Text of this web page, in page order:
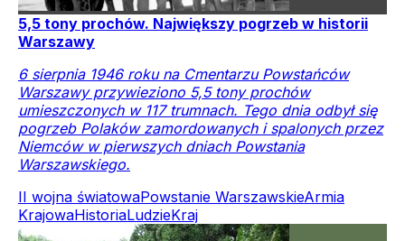
5,5 tony prochów. Największy pogrzeb w historii
Warszawy
6 sierpnia 1946 roku na Cmentarzu Powstańców
Warszawy przywieziono 5,5 tony prochów
umieszczonych w 117 trumnach. Tego dnia odbył się
pogrzeb Polaków zamordowanych i spalonych przez
Niemców w pierwszych dniach Powstania
Warszawskiego.
II wojna światowaPowstanie WarszawskieArmia
KrajowaHistoriaLudzieKraj